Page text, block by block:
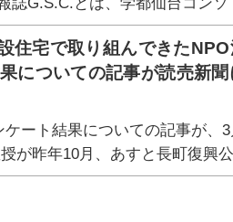
宅で取り組んできたNPO
についての記事が読売新
ート結果についての記事が、
が昨年10月、あすと長町復